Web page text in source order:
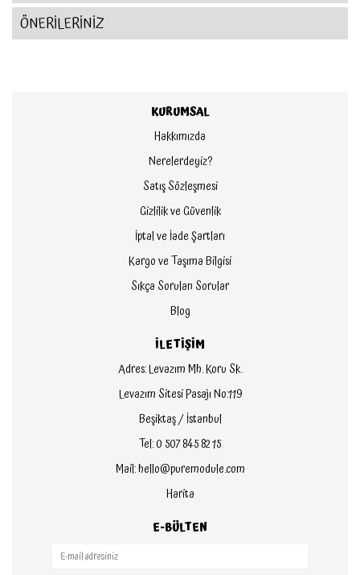
ÖNERİLERİNİZ
KURUMSAL
Hakkımızda
Nerelerdeyiz?
Satış Sözleşmesi
Gizlilik ve Güvenlik
İptal ve İade Şartları
Kargo ve Taşıma Bilgisi
Sıkça Sorulan Sorular
Blog
İLETİŞİM
Adres: Levazım Mh. Koru Sk.
Levazım Sitesi Pasajı No:119
Beşiktaş / İstanbul
Tel: 0 507 845 82 15
Mail: hello@puremodule.com
Harita
E-BÜLTEN